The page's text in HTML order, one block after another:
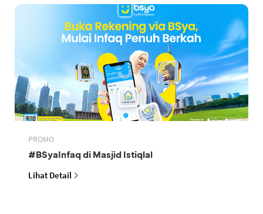
PROMO
#BSyaInfaq di Masjid Istiqlal
Lihat Detail